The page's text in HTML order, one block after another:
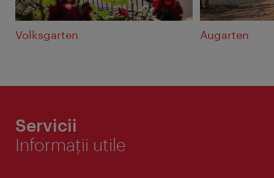
Volksgarten Augarten
Servicii
Informaţii utile